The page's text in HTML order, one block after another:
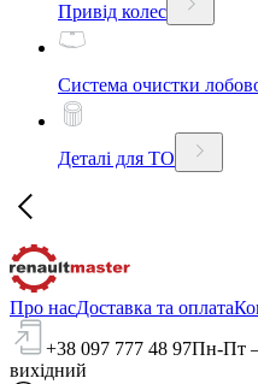
Привід колес
Система очистки
Деталі для ТО
Про насДоставка та оплата
+38 097 777 48 97Пн-Пт
вихідний